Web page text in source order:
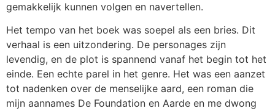
gemakkelijk kunnen volgen en navertellen.
Het tempo van het boek was soepel als een bries. Dit
verhaal is een uitzondering. De personages zijn
levendig, en de plot is spannend vanaf het begin tot het
einde. Een echte parel in het genre. Het was een aanzet
tot nadenken over de menselijke aard, een roman die
mijn aannames De Foundation en Aarde en me dwong